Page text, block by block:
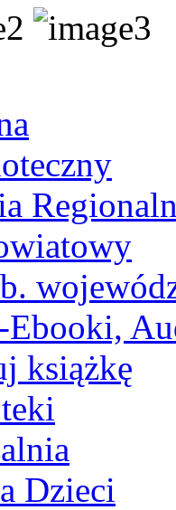
Ebooki,
książkę
Dzieci